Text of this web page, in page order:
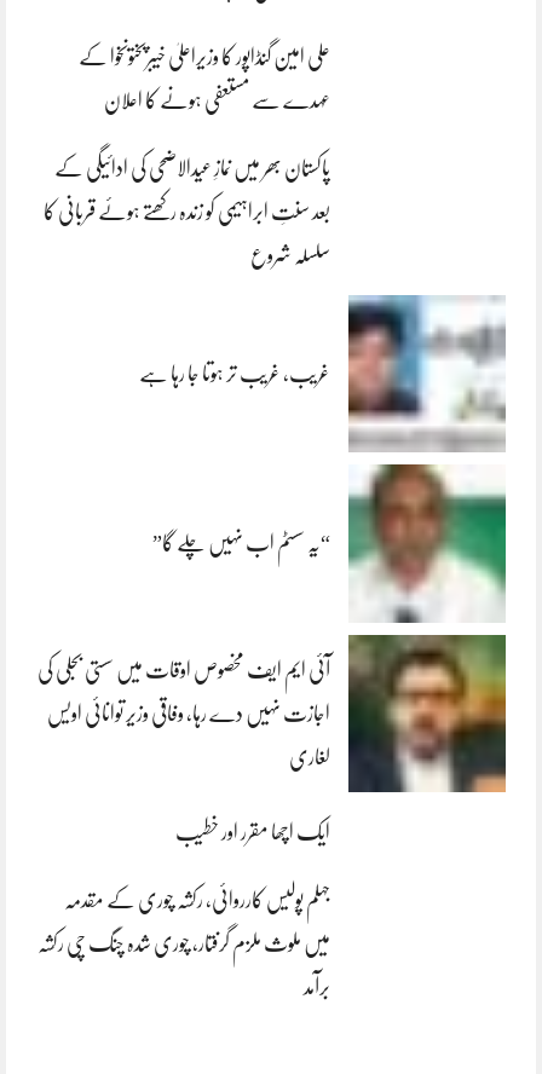
علی امین گنڈاپور کا وزیراعلیٰ خیبرپختونخوا کے
عہدے سے مستعفی ہونے کا اعلان
پاکستان بھر میں نمازِ عیدالاضحی کی ادائیگی کے
بعد سنتِ ابراہیمی کو زندہ رکھتے ہوئے قربانی کا
سلسلہ شروع
غریب، غریب تر ہوتا جا رہا ہے
“یہ سسٹم اب نہیں چلے گا”
آئی ایم ایف مخصوص اوقات میں سستی بجلی کی
اجازت نہیں دے رہا، وفاقی وزیر توانائی اویس
لغاری
ایک اچھا مقرر اور خطیب
جہلم پولیس کارروائی، رکشہ چوری کے مقدمہ
میں ملوث ملزم گرفتار، چوری شدہ چنگ چی رکشہ
برآمد